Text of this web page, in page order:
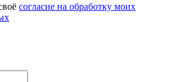
согласие на обработку моих